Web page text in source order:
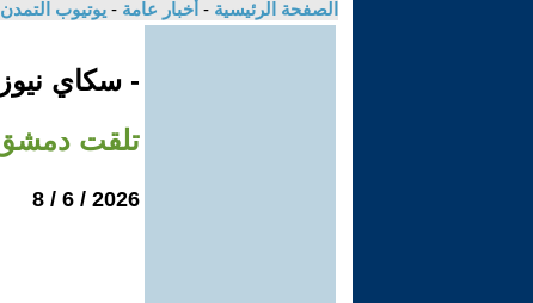
الصفحة الرئيسية - أخبار عامة - يوتيوب التمدن
- سكاي
تلقت دمشق
2026 / 6 / 8